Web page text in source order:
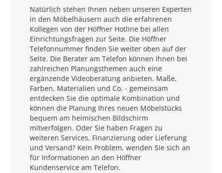
Natürlich stehen Ihnen neben unseren Experten
in den Möbelhäusern auch die erfahrenen
Kollegen von der Höffner Hotline bei allen
Einrichtungsfragen zur Seite. Die Höffner
Telefonnummer finden Sie weiter oben auf der
Seite. Die Berater am Telefon können Ihnen bei
zahlreichen Planungsthemen auch eine
ergänzende Videoberatung anbieten. Maße,
Farben, Materialien und Co. - gemeinsam
entdecken Sie die optimale Kombination und
können die Planung Ihres neuen Möbelstücks
bequem am heimischen Bildschirm
mitverfolgen. Oder Sie haben Fragen zu
weiteren Services, Finanzierung oder Lieferung
und Versand? Kein Problem, wenden Sie sich an
für Informationen an den Höffner
Kundenservice am Telefon.